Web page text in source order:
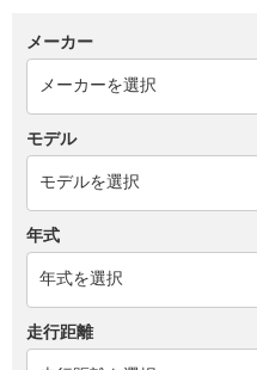
メーカー
モデル
年式
走行距離